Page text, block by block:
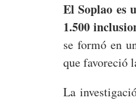
El Soplao es
1.500
se formó en
que favoreció
La